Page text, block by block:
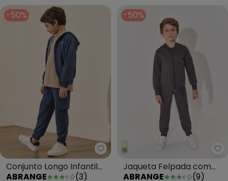
-50%
Abrange - Conjunto Longo
Conjunto Longo Infantil
ABRANGE (3)
-50%
Jaqueta Felpada com
ABRANGE (9)